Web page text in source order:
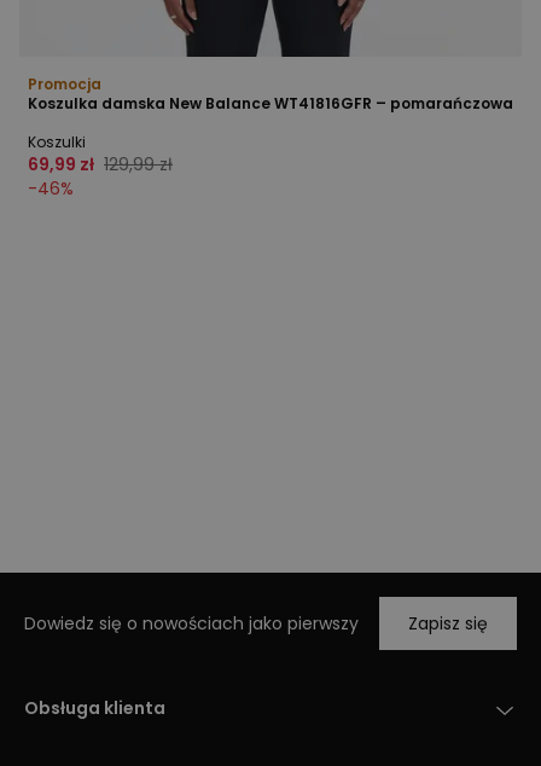
Promocja
Koszulka damska New Balance WT41816GFR – pomarańczowa
Koszulki
69,99 zł 129,99 zł
-46%
Dowiedz się o nowościach jako pierwszy Zapisz się
Obsługa klienta